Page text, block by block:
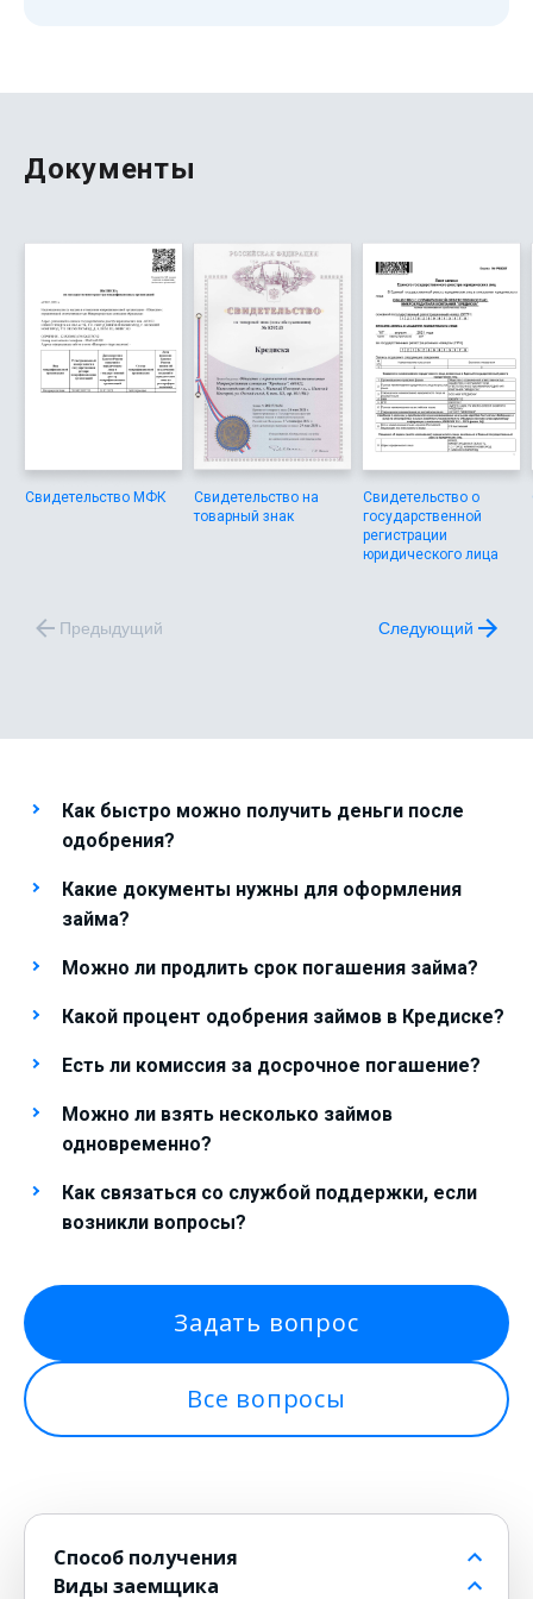
Документы
Свидетельство МФК
Свидетельство на
товарный знак
Свидетельство о
государственной
регистрации
юридического лица
Предыдущий Следующий
Как быстро можно получить деньги после
одобрения?
Какие документы нужны для оформления
займа?
Можно ли продлить срок погашения займа?
Какой процент одобрения займов в Кредиске?
Есть ли комиссия за досрочное погашение?
Можно ли взять несколько займов
одновременно?
Как связаться со службой поддержки, если
возникли вопросы?
Задать вопрос
Все вопросы
Способ получения
На банковский счет
Виды заемщика